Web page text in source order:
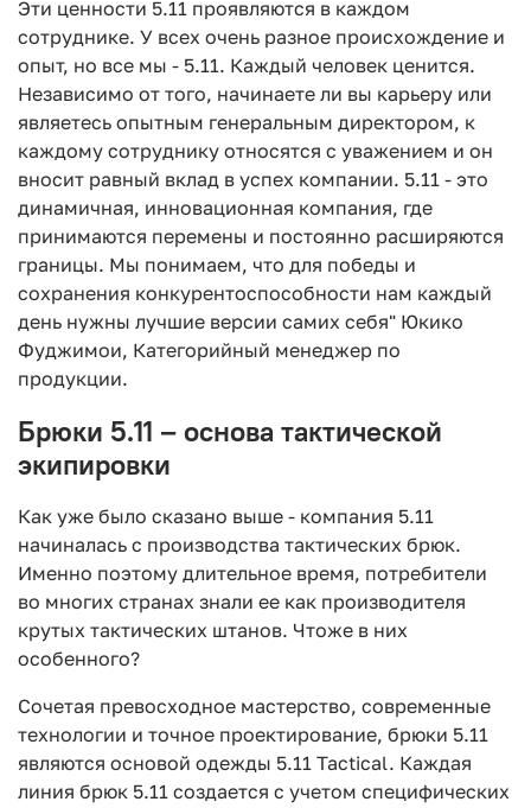
Эти ценности 5.11 проявляются в каждом
сотруднике. У всех очень разное происхождение и
опыт, но все мы - 5.11. Каждый человек ценится.
Независимо от того, начинаете ли вы карьеру или
являетесь опытным генеральным директором, к
каждому сотруднику относятся с уважением и он
вносит равный вклад в успех компании. 5.11 - это
динамичная, инновационная компания, где
принимаются перемены и постоянно расширяются
границы. Мы понимаем, что для победы и
сохранения конкурентоспособности нам каждый
день нужны лучшие версии самих себя" Юкико
Фуджимои, Категорийный менеджер по
продукции.
Брюки 5.11 – основа тактической
экипировки
Как уже было сказано выше - компания 5.11
начиналась с производства тактических брюк.
Именно поэтому длительное время, потребители
во многих странах знали ее как производителя
крутых тактических штанов. Чтоже в них
особенного?
Сочетая превосходное мастерство, современные
технологии и точное проектирование, брюки 5.11
являются основой одежды 5.11 Tactical. Каждая
линия брюк 5.11 создается с учетом специфических